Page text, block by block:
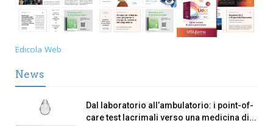
Edicola Web
News
Dal laboratorio all’ambulatorio: i point-of-
care test lacrimali verso una medicina di...